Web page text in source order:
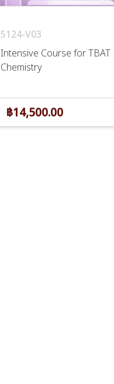
5124-V03
Intensive Course for TBAT
Chemistry
฿14,500.00